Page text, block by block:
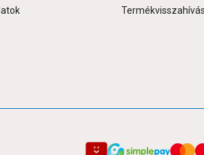
Termékvisszahívás